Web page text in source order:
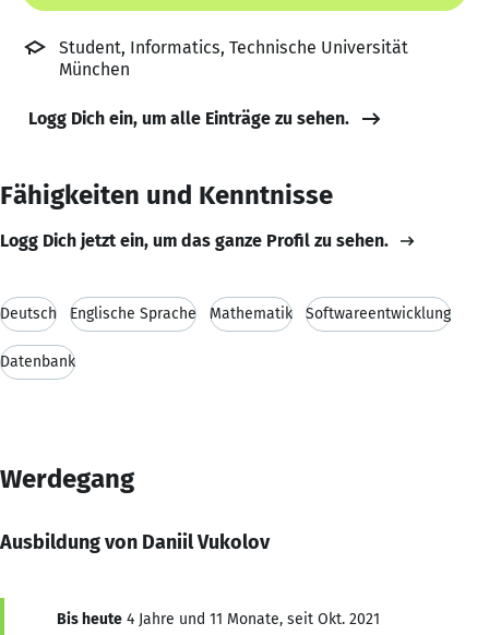
Student, Informatics, Technische Universität
München
Logg Dich ein, um alle Einträge zu sehen.
Fähigkeiten und Kenntnisse
Logg Dich jetzt ein, um das ganze Profil zu sehen.
Deutsch Englische Sprache Mathematik Softwareentwicklung
Datenbank
Werdegang
Ausbildung von Daniil Vukolov
Bis heute 4 Jahre und 11 Monate, seit Okt. 2021